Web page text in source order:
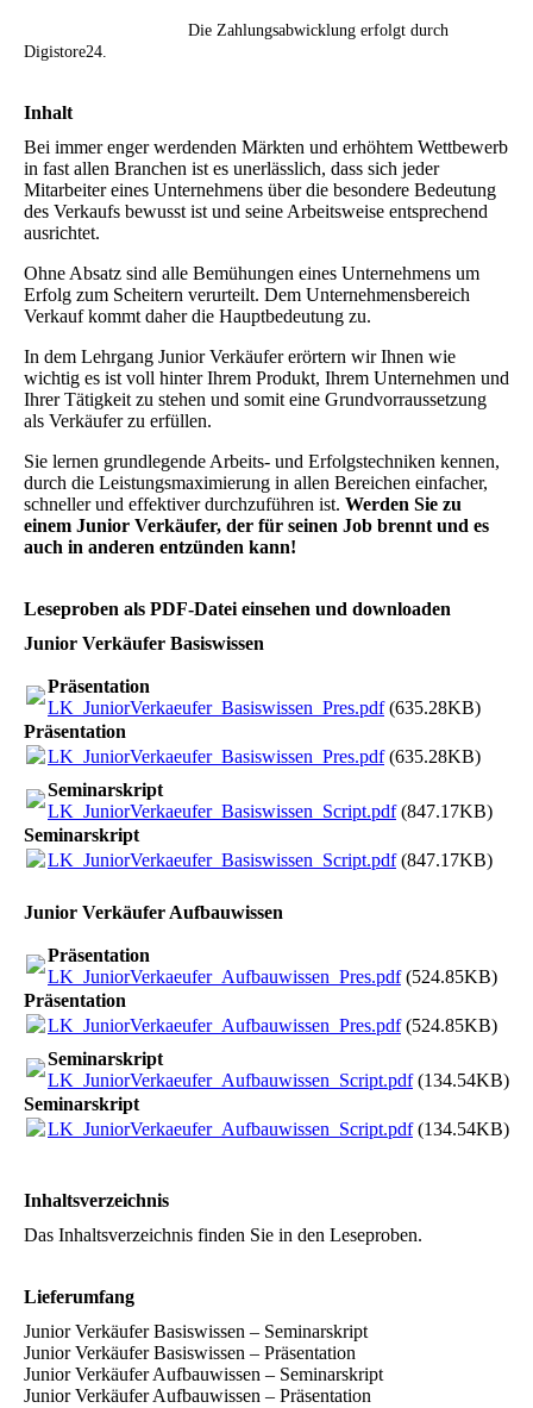
Die Zahlungsabwicklung erfolgt durch
Digistore24.
Inhalt
Bei immer enger werdenden Märkten und erhöhtem Wettbewerb
in fast allen Branchen ist es unerlässlich, dass sich jeder
Mitarbeiter eines Unternehmens über die besondere Bedeutung
des Verkaufs bewusst ist und seine Arbeitsweise entsprechend
ausrichtet.
Ohne Absatz sind alle Bemühungen eines Unternehmens um
Erfolg zum Scheitern verurteilt. Dem Unternehmensbereich
Verkauf kommt daher die Hauptbedeutung zu.
In dem Lehrgang Junior Verkäufer erörtern wir Ihnen wie
wichtig es ist voll hinter Ihrem Produkt, Ihrem Unternehmen und
Ihrer Tätigkeit zu stehen und somit eine Grundvorraussetzung
als Verkäufer zu erfüllen.
Sie lernen grundlegende Arbeits- und Erfolgstechniken kennen,
durch die Leistungsmaximierung in allen Bereichen einfacher,
schneller und effektiver durchzuführen ist. Werden Sie zu
einem Junior Verkäufer, der für seinen Job brennt und es
auch in anderen entzünden kann!
Leseproben als PDF-Datei einsehen und downloaden
Junior Verkäufer Basiswissen
Präsentation
LK_JuniorVerkaeufer_Basiswissen_Pres.pdf(635.28KB)
Präsentation
LK_JuniorVerkaeufer_Basiswissen_Pres.pdf(635.28KB)
Seminarskript
LK_JuniorVerkaeufer_Basiswissen_Script.pdf(847.17KB)
Seminarskript
LK_JuniorVerkaeufer_Basiswissen_Script.pdf(847.17KB)
Junior Verkäufer Aufbauwissen
Präsentation
LK_JuniorVerkaeufer_Aufbauwissen_Pres.pdf(524.85KB)
Präsentation
LK_JuniorVerkaeufer_Aufbauwissen_Pres.pdf(524.85KB)
Seminarskript
LK_JuniorVerkaeufer_Aufbauwissen_Script.pdf(134.54KB)
Seminarskript
LK_JuniorVerkaeufer_Aufbauwissen_Script.pdf(134.54KB)
Inhaltsverzeichnis
Das Inhaltsverzeichnis finden Sie in den Leseproben.
Lieferumfang
Junior Verkäufer Basiswissen – Seminarskript
Junior Verkäufer Basiswissen – Präsentation
Junior Verkäufer Aufbauwissen – Seminarskript
Junior Verkäufer Aufbauwissen – Präsentation